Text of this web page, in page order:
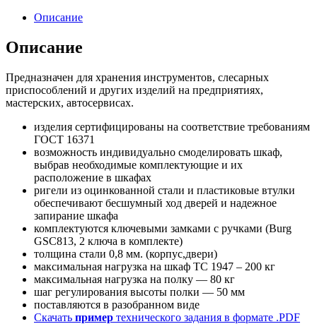
Описание
Описание
Предназначен для хранения инструментов, слесарных
приспособлений и других изделий на предприятиях,
мастерских, автосервисах.
изделия сертифицированы на соответствие требованиям
ГОСТ 16371
возможность индивидуально смоделировать шкаф,
выбрав необходимые комплектующие и их
расположение в шкафах
ригели из оцинкованной стали и пластиковые втулки
обеспечивают бесшумный ход дверей и надежное
запирание шкафа
комплектуются ключевыми замками с ручками (Burg
GSC813, 2 ключа в комплекте)
толщина стали 0,8 мм. (корпус,двери)
максимальная нагрузка на шкаф ТС 1947 – 200 кг
максимальная нагрузка на полку — 80 кг
шаг регулирования высоты полки — 50 мм
поставляются в разобранном виде
Скачать пример технического задания в формате .PDF